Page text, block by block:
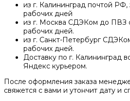
из г. Калининград почтой РФ,
рабочих дней
из г. Москва СДЭКом до ПВЗ
рабочих дней.
из г. Санкт-Петербург
рабочих дней.
Доставку по г. Калининград
Яндекс курьером.
После оформления заказа
свяжется с вами и утончит дату и